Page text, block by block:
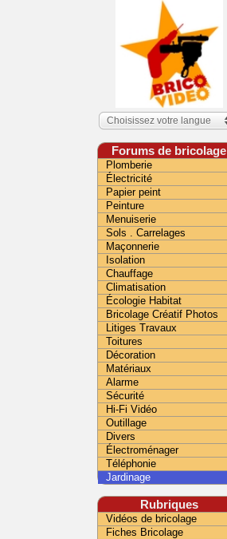
Choisissez votre langue
Forums de bricolage
Plomberie
Électricité
Papier peint
Peinture
Menuiserie
Sols . Carrelages
Maçonnerie
Isolation
Chauffage
Climatisation
Écologie Habitat
Bricolage Créatif Photos
Litiges Travaux
Toitures
Décoration
Matériaux
Alarme
Sécurité
Hi-Fi Vidéo
Outillage
Divers
Électroménager
Téléphonie
Jardinage
Rubriques
Vidéos de bricolage
Fiches Bricolage